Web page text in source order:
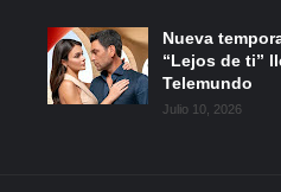
Nueva
“Lejos de ti”
Telemundo
Julio 10, 2026